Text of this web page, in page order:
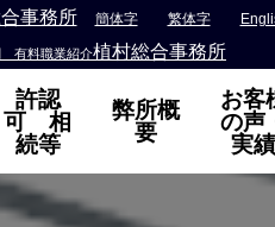
事務所 簡体字 繁体字
有料職業紹介植村総合事務所
許認
可 相
続等
弊所概
要
お客
の声
実